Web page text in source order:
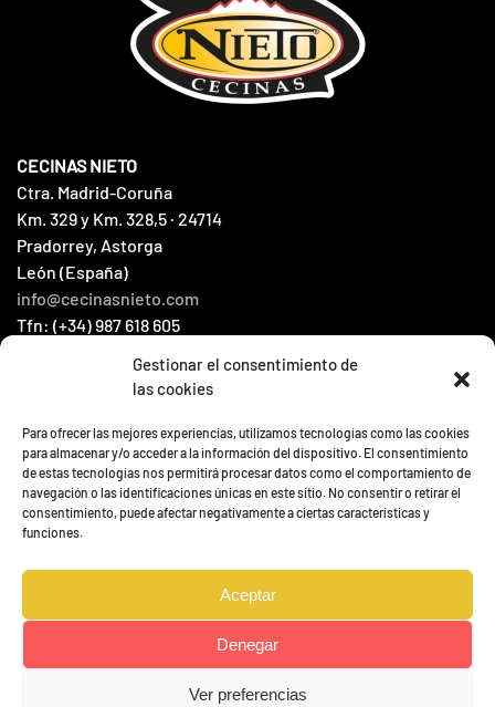
Gestionar el consentimiento de
las cookies
Para ofrecer las mejores experiencias, utilizamos tecnologías como las cookies
para almacenar y/o acceder a la información del dispositivo. El consentimiento
de estas tecnologías nos permitirá procesar datos como el comportamiento de
navegación o las identificaciones únicas en este sitio. No consentir o retirar el
consentimiento, puede afectar negativamente a ciertas características y
funciones.
Aceptar
Denegar
Ver preferencias
CECINAS NIETO
Ctra. Madrid-Coruña
Km. 329 y Km. 328,5 · 24714
Pradorrey, Astorga
León (España)
info@cecinasnieto.com
Tfn: (+34) 987 618 605
CATALOGUE
CONTACT
NOUVELLES